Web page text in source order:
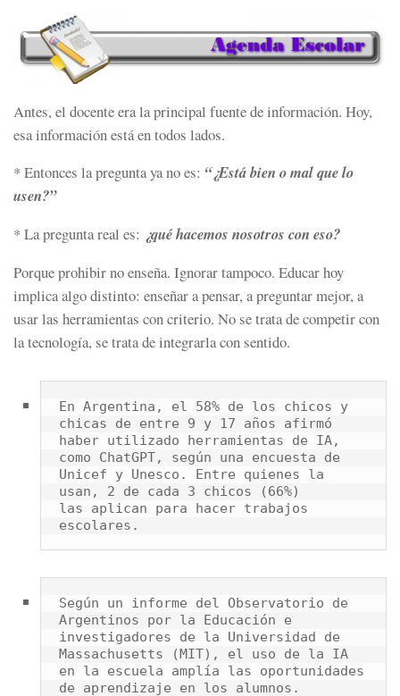
Antes, el docente era la principal fuente de información. Hoy,
esa información está en todos lados.
* Entonces la pregunta ya no es: “¿Está bien o mal que lo
usen?”
* La pregunta real es: ¿qué hacemos nosotros con eso?
Porque prohibir no enseña. Ignorar tampoco. Educar hoy
implica algo distinto: enseñar a pensar, a preguntar mejor, a
usar las herramientas con criterio. No se trata de competir con
la tecnología, se trata de integrarla con sentido.
En Argentina, el 58% de los chicos y
chicas de entre 9 y 17 años afirmó
haber utilizado herramientas de IA,
como ChatGPT, según una encuesta de
Unicef y Unesco. Entre quienes la
usan, 2 de cada 3 chicos (66%)
las aplican para hacer trabajos
escolares.
Según un informe del Observatorio de
Argentinos por la Educación e
investigadores de la Universidad de
Massachusetts (MIT), el uso de la IA
en la escuela amplía las oportunidades
de aprendizaje en los alumnos.